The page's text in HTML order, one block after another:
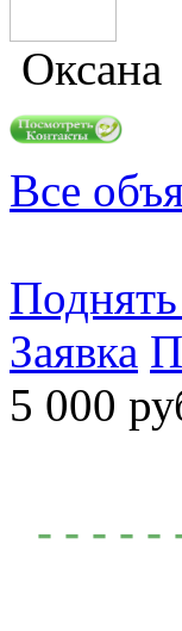
Оксана
Все
Заявка
5 000
- - - - -